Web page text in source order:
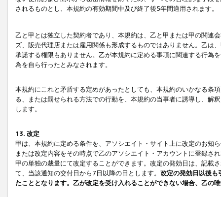
されるものとし、本規約の有効期間中及び終了後5年間適用されます。
乙と甲とは独立した契約者であり、本規約は、乙と甲または甲の関連
ズ、販売代理店または雇用関係も形成するものではありません。乙は
承諾する権限もありません。乙が本規約に定める事項に関連する行為
為を自ら行ったとみなされます。
本規約にこれと矛盾する定めがあったとしても、本規約のいかなる条
る、または罰せられる方法での行動を、本規約の当事者に誘導し、解
します。
13. 改定
甲は、本規約に定める条件を、アソシエイト・サイト上に改定のお知
または改定内容をその時点で乙のアソシエイト・アカウントに登録さ
甲の単独の裁量にて改定することができます。改定の発効日は、記載
て、当該通知の交付日から7日以降の日とします。 改定の発効日以後も
たこととなります。乙が改定を受け入れることができない場合、乙の